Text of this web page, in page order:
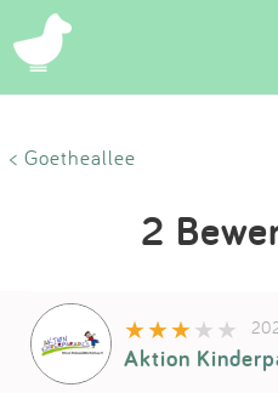
< Goetheallee
2
Aktion